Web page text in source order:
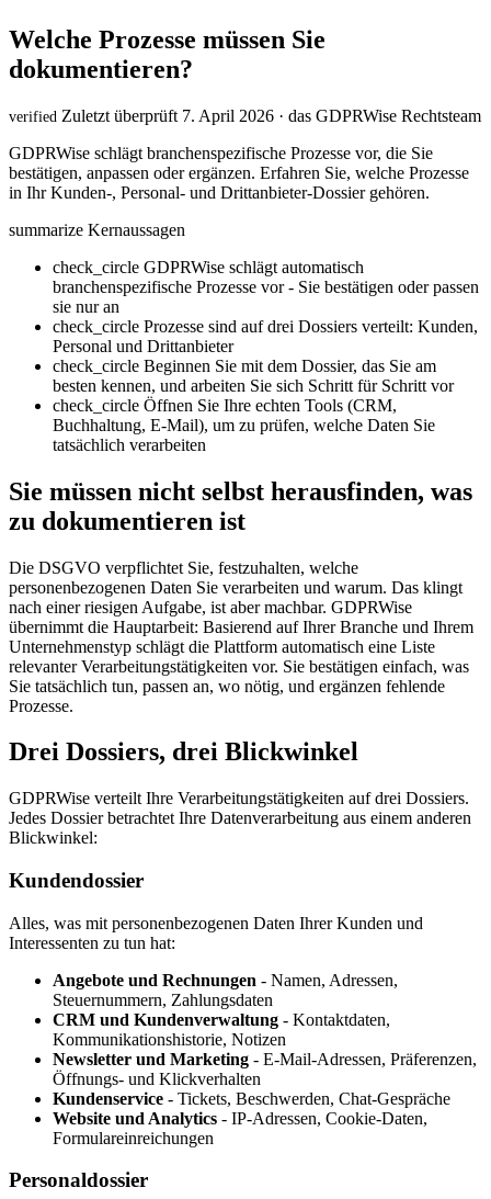
Welche Prozesse müssen Sie
dokumentieren?
verified Zuletzt überprüft 7. April 2026 · das GDPRWise Rechtsteam
GDPRWise schlägt branchenspezifische Prozesse vor, die Sie
bestätigen, anpassen oder ergänzen. Erfahren Sie, welche Prozesse
in Ihr Kunden-, Personal- und Drittanbieter-Dossier gehören.
summarize Kernaussagen
check_circle GDPRWise schlägt automatisch
branchenspezifische Prozesse vor - Sie bestätigen oder passen
sie nur an
check_circle Prozesse sind auf drei Dossiers verteilt: Kunden,
Personal und Drittanbieter
check_circle Beginnen Sie mit dem Dossier, das Sie am
besten kennen, und arbeiten Sie sich Schritt für Schritt vor
check_circle Öffnen Sie Ihre echten Tools (CRM,
Buchhaltung, E-Mail), um zu prüfen, welche Daten Sie
tatsächlich verarbeiten
Sie müssen nicht selbst herausfinden, was
zu dokumentieren ist
Die DSGVO verpflichtet Sie, festzuhalten, welche
personenbezogenen Daten Sie verarbeiten und warum. Das klingt
nach einer riesigen Aufgabe, ist aber machbar. GDPRWise
übernimmt die Hauptarbeit: Basierend auf Ihrer Branche und Ihrem
Unternehmenstyp schlägt die Plattform automatisch eine Liste
relevanter Verarbeitungstätigkeiten vor. Sie bestätigen einfach, was
Sie tatsächlich tun, passen an, wo nötig, und ergänzen fehlende
Prozesse.
Drei Dossiers, drei Blickwinkel
GDPRWise verteilt Ihre Verarbeitungstätigkeiten auf drei Dossiers.
Jedes Dossier betrachtet Ihre Datenverarbeitung aus einem anderen
Blickwinkel:
Kundendossier
Alles, was mit personenbezogenen Daten Ihrer Kunden und
Interessenten zu tun hat:
Angebote und Rechnungen - Namen, Adressen,
Steuernummern, Zahlungsdaten
CRM und Kundenverwaltung - Kontaktdaten,
Kommunikationshistorie, Notizen
Newsletter und Marketing - E-Mail-Adressen, Präferenzen,
Öffnungs- und Klickverhalten
Kundenservice - Tickets, Beschwerden, Chat-Gespräche
Website und Analytics - IP-Adressen, Cookie-Daten,
Formulareinreichungen
Personaldossier